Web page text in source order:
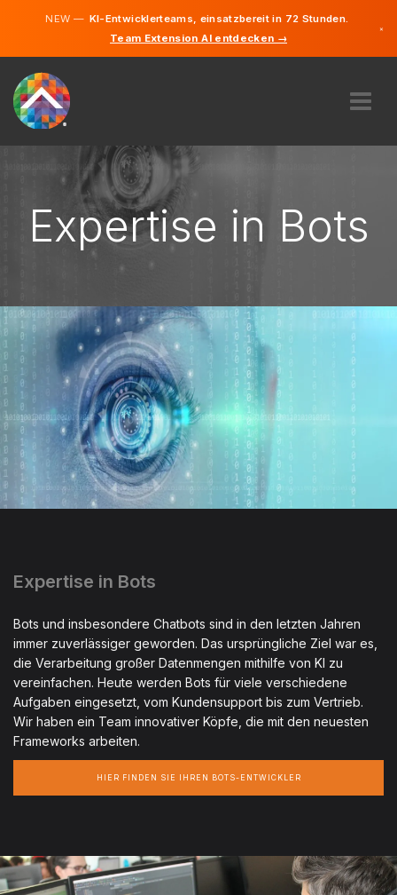
NEW —KI-Entwicklerteams, einsatzbereit in 72 Stunden.
Team Extension AI entdecken →
×
EXPERTISE
WIE FUNKTIONIERT ES?
KARRIERE
DE
STARTEN SIE JETZT
Expertise in Bots
Expertise in Bots
Bots und insbesondere Chatbots sind in den letzten Jahren
immer zuverlässiger geworden. Das ursprüngliche Ziel war es,
die Verarbeitung großer Datenmengen mithilfe von KI zu
vereinfachen. Heute werden Bots für viele verschiedene
Aufgaben eingesetzt, vom Kundensupport bis zum Vertrieb.
Wir haben ein Team innovativer Köpfe, die mit den neuesten
Frameworks arbeiten.
HIER FINDEN SIE IHREN BOTS-ENTWICKLER